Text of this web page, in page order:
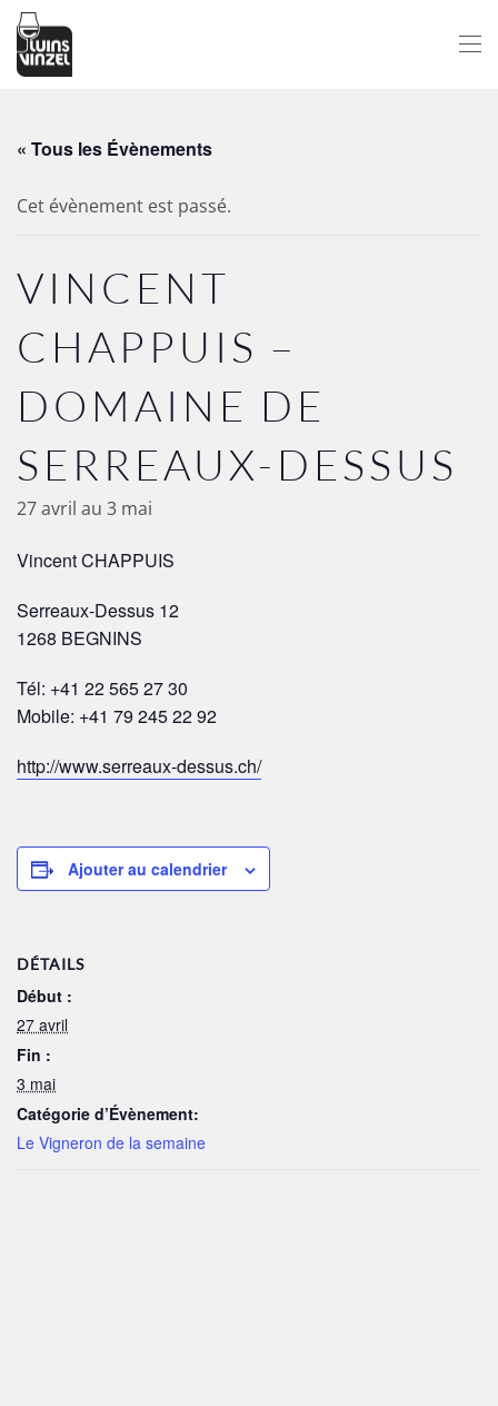
Passer au contenu principal
« Tous les Évènements
Cet évènement est passé.
VINCENT
CHAPPUIS –
DOMAINE DE
SERREAUX-DESSUS
27 avril au 3 mai
Vincent CHAPPUIS
Serreaux-Dessus 12
1268 BEGNINS
Tél: +41 22 565 27 30
Mobile: +41 79 245 22 92
http://www.serreaux-dessus.ch/
Ajouter au calendrier
DÉTAILS
Début :
27 avril
Fin :
3 mai
Catégorie d’Évènement:
Le Vigneron de la semaine